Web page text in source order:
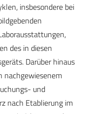
insbesondere bei
des in diesen
Darüber hinaus
nachgewiesenem
und
nach Etablierung im